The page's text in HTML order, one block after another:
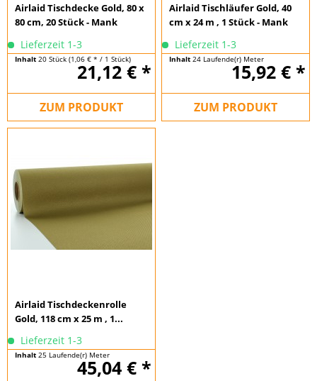
Airlaid Tischdecke Gold, 80 x
80 cm, 20 Stück - Mank
Lieferzeit 1-3
Inhalt20 Stück(1,06 € * / 1 Stück)
21,12 € *
ZUM PRODUKT
Airlaid Tischläufer Gold, 40
cm x 24 m , 1 Stück - Mank
Lieferzeit 1-3
Inhalt24 Laufende(r) Meter
(0,66 € * / 1 Laufende(r) Meter)
15,92 € *
ZUM PRODUKT
Airlaid Tischdeckenrolle
Gold, 118 cm x 25 m , 1...
Lieferzeit 1-3
Inhalt25 Laufende(r) Meter
(1,80 € * / 1 Laufende(r) Meter)
45,04 € *